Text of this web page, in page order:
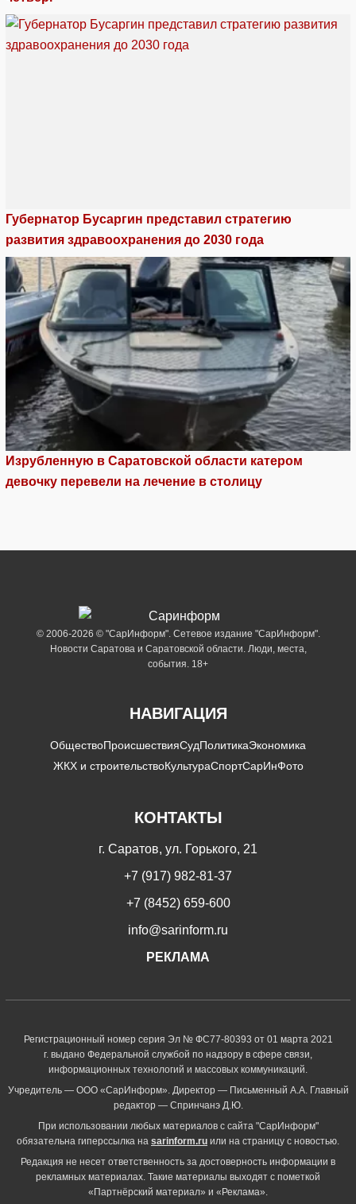
Губернатор Бусаргин представил стратегию
развития здравоохранения до 2030 года
Изрубленную в Саратовской области катером
девочку перевели на лечение в столицу
© 2006-2026 © "СарИнформ". Сетевое издание "СарИнформ".
Новости Саратова и Саратовской области. Люди, места,
события. 18+
НАВИГАЦИЯ
ОбществоПроисшествияСудПолитикаЭкономика
ЖКХ и строительствоКультураСпортСарИнФото
КОНТАКТЫ
г. Саратов, ул. Горького, 21
+7 (917) 982-81-37
+7 (8452) 659-600
info@sarinform.ru
РЕКЛАМА
Регистрационный номер серия Эл № ФС77-80393 от 01 марта 2021
г. выдано Федеральной службой по надзору в сфере связи,
информационных технологий и массовых коммуникаций.
Учредитель — ООО «СарИнформ». Директор — Письменный А.А. Главный
редактор — Спринчанэ Д.Ю.
При использовании любых материалов с сайта "СарИнформ"
обязательна гиперссылка на sarinform.ru или на страницу с новостью.
Редакция не несет ответственность за достоверность информации в
рекламных материалах. Такие материалы выходят с пометкой
«Партнёрский материал» и «Реклама».